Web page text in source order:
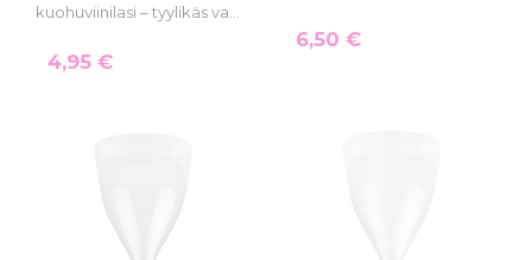
kuohuviinilasi – tyylikäs va…
4,95 €
6,50 €